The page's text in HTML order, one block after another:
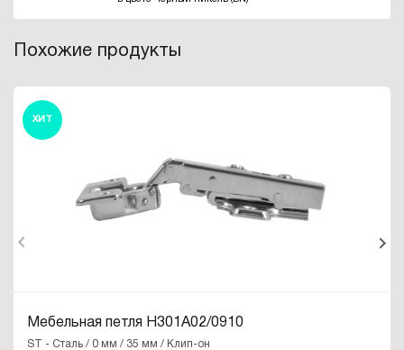
Похожие продукты
ХИТ
Мебельная петля H301A02/0910
ST - Сталь / 0 мм / 35 мм / Клип-он